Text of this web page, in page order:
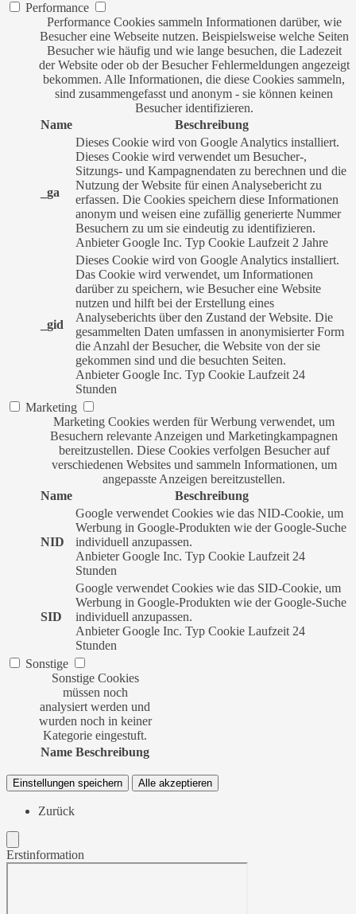
Performance
Performance Cookies sammeln Informationen darüber, wie
Besucher eine Webseite nutzen. Beispielsweise welche Seiten
Besucher wie häufig und wie lange besuchen, die Ladezeit
der Website oder ob der Besucher Fehlermeldungen angezeigt
bekommen. Alle Informationen, die diese Cookies sammeln,
sind zusammengefasst und anonym - sie können keinen
Besucher identifizieren.
Name
Beschreibung
_ga
Dieses Cookie wird von Google Analytics installiert.
Dieses Cookie wird verwendet um Besucher-,
Sitzungs- und Kampagnendaten zu berechnen und die
Nutzung der Website für einen Analysebericht zu
erfassen. Die Cookies speichern diese Informationen
anonym und weisen eine zufällig generierte Nummer
Besuchern zu um sie eindeutig zu identifizieren.
Anbieter Google Inc. Typ Cookie Laufzeit 2 Jahre
_gid
Dieses Cookie wird von Google Analytics installiert.
Das Cookie wird verwendet, um Informationen
darüber zu speichern, wie Besucher eine Website
nutzen und hilft bei der Erstellung eines
Analyseberichts über den Zustand der Website. Die
gesammelten Daten umfassen in anonymisierter Form
die Anzahl der Besucher, die Website von der sie
gekommen sind und die besuchten Seiten.
Anbieter Google Inc. Typ Cookie Laufzeit 24
Stunden
Marketing
Marketing Cookies werden für Werbung verwendet, um
Besuchern relevante Anzeigen und Marketingkampagnen
bereitzustellen. Diese Cookies verfolgen Besucher auf
verschiedenen Websites und sammeln Informationen, um
angepasste Anzeigen bereitzustellen.
Name
Beschreibung
NID
Google verwendet Cookies wie das NID-Cookie, um
Werbung in Google-Produkten wie der Google-Suche
individuell anzupassen.
Anbieter Google Inc. Typ Cookie Laufzeit 24
Stunden
SID
Google verwendet Cookies wie das SID-Cookie, um
Werbung in Google-Produkten wie der Google-Suche
individuell anzupassen.
Anbieter Google Inc. Typ Cookie Laufzeit 24
Stunden
Sonstige
Sonstige Cookies
müssen noch
analysiert werden und
wurden noch in keiner
Kategorie eingestuft.
Name Beschreibung
Einstellungen speichern Alle akzeptieren
Zurück
Erstinformation